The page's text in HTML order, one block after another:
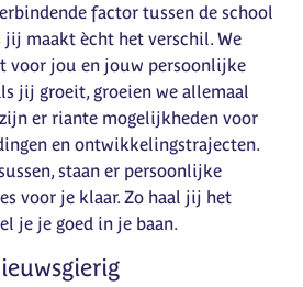
factor tussen de school
jij maakt ècht het verschil. We
voor jou en jouw persoonlijke
jij groeit, groeien we allemaal
er riante mogelijkheden voor
en ontwikkelingstrajecten.
staan er persoonlijke
voor je klaar. Zo haal jij het
je je goed in je baan.